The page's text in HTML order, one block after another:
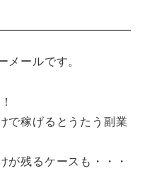
ールです。
で稼げるとうたう副業
が残るケースも・・・